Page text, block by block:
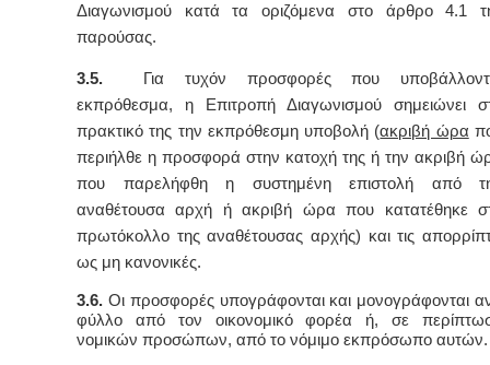
Διαγωνισμού κατά τα οριζόμενα στο άρθρο 4.1
παρούσας.
3.5. Για τυχόν προσφορές που
εκπρόθεσμα, η Επιτροπή Διαγωνισμού σημειώνει
πρακτικό της την εκπρόθεσμη υποβολή (ακριβή ώρα
περιήλθε η προσφορά στην κατοχή της ή την ακριβή
που παρελήφθη η συστημένη επιστολή από
αναθέτουσα αρχή ή ακριβή ώρα που κατατέθηκε
πρωτόκολλο της αναθέτουσας αρχής) και τις
ως μη κανονικές.
3.6. Οι προσφορές υπογράφονται και μονογράφονται
φύλλο από τον οικονομικό φορέα ή, σε
νομικών προσώπων, από το νόμιμο εκπρόσωπο αυτών.